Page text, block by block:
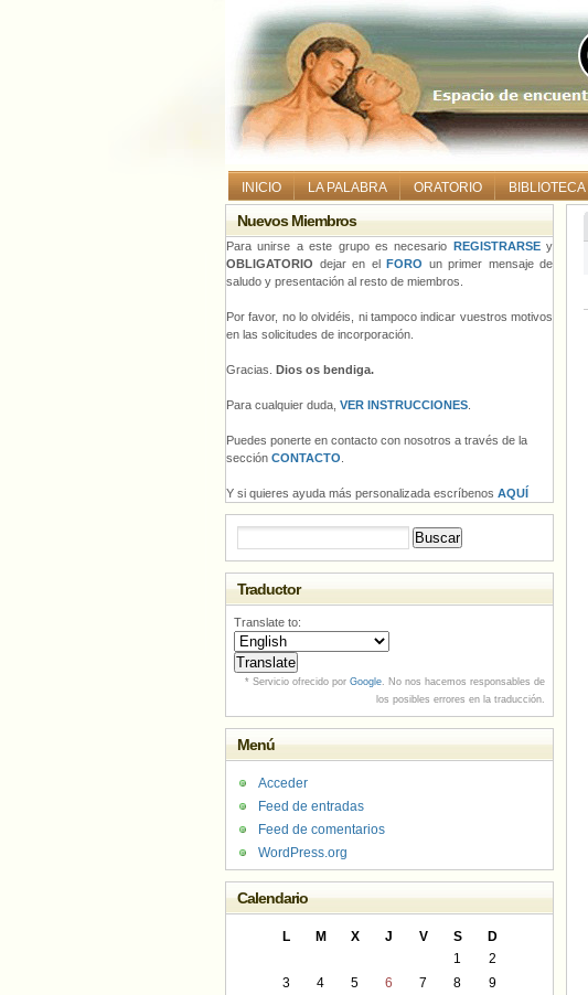
INICIO LA PALABRA ORATORIO BIBLIOTECA
Nuevos Miembros
Para unirse a este grupo es necesario REGISTRARSEy
OBLIGATORIO dejar en el FORO un primer mensaje de
saludo y presentación al resto de miembros.
Por favor, no lo olvidéis, ni tampoco indicar vuestros motivos
en las solicitudes de incorporación.
Gracias. Dios os bendiga.
Para cualquier duda, VER INSTRUCCIONES
Puedes ponerte en contacto con nosotros a través de la
sección CONTACTO
Y si quieres ayuda más personalizada escríbenos AQUÍ
Traductor
Translate to:
* Servicio ofrecido por Google. No nos hacemos responsables de
los posibles errores en la traducción.
Menú
Acceder
Feed de entradas
Feed de comentarios
WordPress.org
Calendario
L M X J V S
D
1
2
3
4 5 6 7 8
9